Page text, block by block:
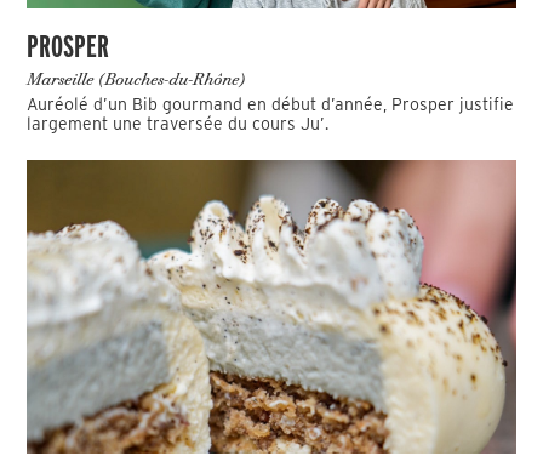
PROSPER
Marseille (Bouches-du-Rhône)
Auréolé d’un Bib gourmand en début d’année, Prosper justifie
largement une traversée du cours Ju’.